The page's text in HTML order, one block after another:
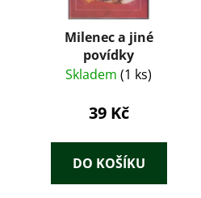
Milenec a jiné
povídky
Skladem (1 ks)
39 Kč
DO KOŠÍKU